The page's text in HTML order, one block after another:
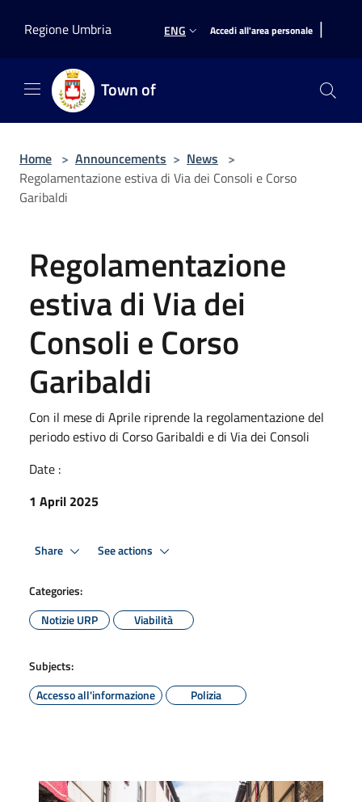
Regione Umbria
ENG Accedi all'area personale |
Town of
Home > Announcements > News >
Regolamentazione estiva di Via dei Consoli e Corso
Garibaldi
Regolamentazione
estiva di Via dei
Consoli e Corso
Garibaldi
Con il mese di Aprile riprende la regolamentazione del
periodo estivo di Corso Garibaldi e di Via dei Consoli
Date :
1 April 2025
Share See actions
Categories:
Notizie URP
Viabilità
Subjects:
Accesso all'informazione
Polizia